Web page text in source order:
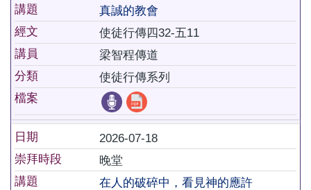
講題
真誠的教會
經文
使徒行傳四32-五11
講員
梁智程傳道
分類
使徒行傳系列
檔案
日期
2026-07-18
崇拜時段
晚堂
講題
在人的破碎中，看見神的應許